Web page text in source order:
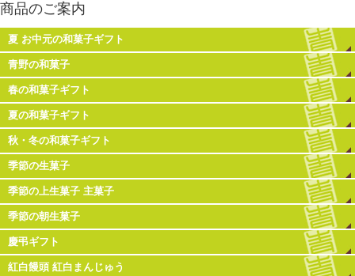
商品のご案内
夏 お中元の和菓子ギフト
青野の和菓子
春の和菓子ギフト
夏の和菓子ギフト
秋・冬の和菓子ギフト
季節の生菓子
季節の上生菓子 主菓子
季節の朝生菓子
慶弔ギフト
紅白饅頭 紅白まんじゅう